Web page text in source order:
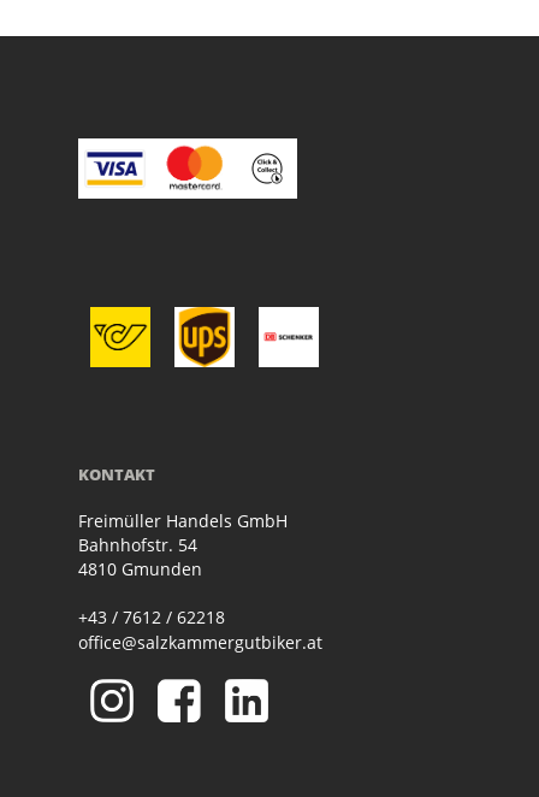
KONTAKT
Freimüller Handels GmbH
Bahnhofstr. 54
4810 Gmunden
+43 / 7612 / 62218
office@salzkammergutbiker.at